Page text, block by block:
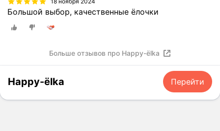
Большой выбор, качественные ёлочки
Больше отзывов про Happy-ёlka
Happy-ёlka Перейти